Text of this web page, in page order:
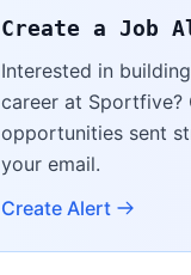
Create a Job
Interested in
career at Sportfive?
opportunities sent
your email.
Create Alert